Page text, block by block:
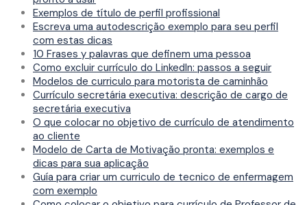
Exemplos de título de perfil profissional
Escreva uma autodescrição exemplo para seu perfil
com estas dicas
10 Frases y palavras que definem uma pessoa
Como excluir currículo do LinkedIn: passos a seguir
Modelos de curriculo para motorista de caminhão
Currículo secretária executiva: descrição de cargo de
secretária executiva
O que colocar no objetivo de currículo de atendimento
ao cliente
Modelo de Carta de Motivação pronta: exemplos e
dicas para sua aplicação
Guía para criar um curriculo de tecnico de enfermagem
com exemplo